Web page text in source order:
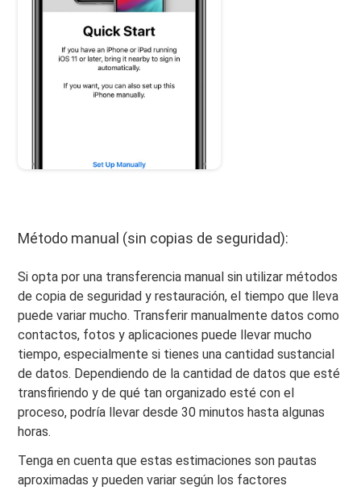
Método manual (sin copias de seguridad):
Si opta por una transferencia manual sin utilizar métodos
de copia de seguridad y restauración, el tiempo que lleva
puede variar mucho. Transferir manualmente datos como
contactos, fotos y aplicaciones puede llevar mucho
tiempo, especialmente si tienes una cantidad sustancial
de datos. Dependiendo de la cantidad de datos que esté
transfiriendo y de qué tan organizado esté con el
proceso, podría llevar desde 30 minutos hasta algunas
horas.
Tenga en cuenta que estas estimaciones son pautas
aproximadas y pueden variar según los factores